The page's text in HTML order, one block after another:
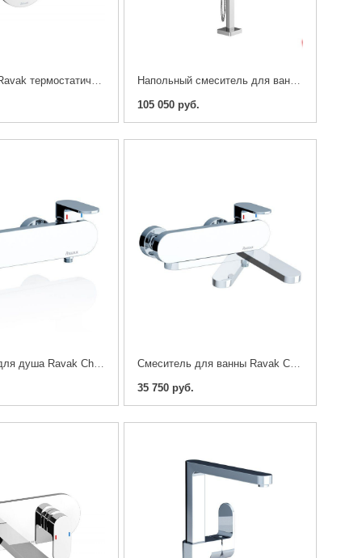
Смеситель Ravak термостатический скрытого монтажа Chrome c переключателем
Напольный смеситель для ванны Ravak Chrome
105 050 руб.
Смеситель для душа Ravak Chrome
Смеситель для ванны Ravak Chrome с поворотным изливом
35 750 руб.